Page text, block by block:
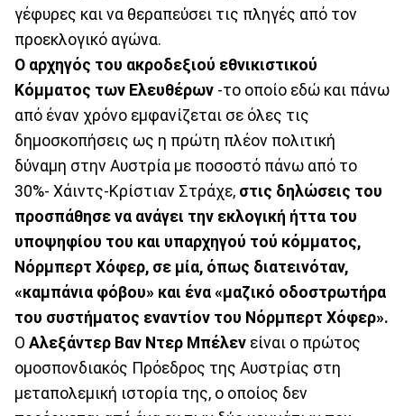
γέφυρες και να θεραπεύσει τις πληγές από τον
προεκλογικό αγώνα.
Ο αρχηγός του ακροδεξιού εθνικιστικού
Κόμματος των Ελευθέρων -το οποίο εδώ και πάνω
από έναν χρόνο εμφανίζεται σε όλες τις
δημοσκοπήσεις ως η πρώτη πλέον πολιτική
δύναμη στην Αυστρία με ποσοστό πάνω από το
30%- Χάιντς-Κρίστιαν Στράχε, στις δηλώσεις του
προσπάθησε να ανάγει την εκλογική ήττα του
υποψηφίου του και υπαρχηγού τού κόμματος,
Νόρμπερτ Χόφερ, σε μία, όπως διατεινόταν,
«καμπάνια φόβου» και ένα «μαζικό οδοστρωτήρα
του συστήματος εναντίον του Νόρμπερτ Χόφερ».
Ο Αλεξάντερ Βαν Ντερ Μπέλεν είναι ο πρώτος
ομοσπονδιακός Πρόεδρος της Αυστρίας στη
μεταπολεμική ιστορία της, ο οποίος δεν